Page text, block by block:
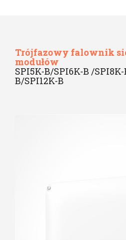
Trójfazowy falownik
modułów
SPI5K-B/SPI6K-B /
B/SPI12K-B